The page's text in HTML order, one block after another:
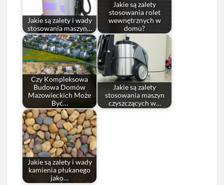
Jakie są zalety i wady
stosowania maszyn…
Jakie są zalety
stosowania rolet
wewnętrznych w
domu?
Czy Kompleksowa
Budowa Domów
Mazowieckich Może
Być…
Jakie są zalety
stosowania maszyn
czyszczących w…
Jakie są zalety i wady
kamienia płukanego
jako…